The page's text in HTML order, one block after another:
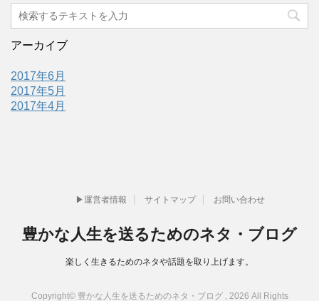
アーカイブ
2017年6月
2017年5月
2017年4月
▶運営者情報 サイトマップ お問い合わせ
豊かな人生を送るためのネタ・ブログ
楽しく生きるためのネタや話題を取り上げます。
Copyright© 豊かな人生を送るためのネタ・ブログ , 2026 All Rights